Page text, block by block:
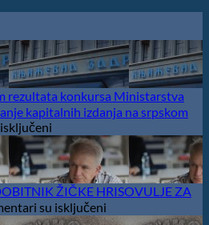
rezultata konkursa Ministarstva
kapitalnih izdanja na srpskom
Saopštenje
povodom
rezultata
konkursa
Ministarstva
kulture
ŽIČKE HRISOVULJE ZA
su isključeni
SAŠA